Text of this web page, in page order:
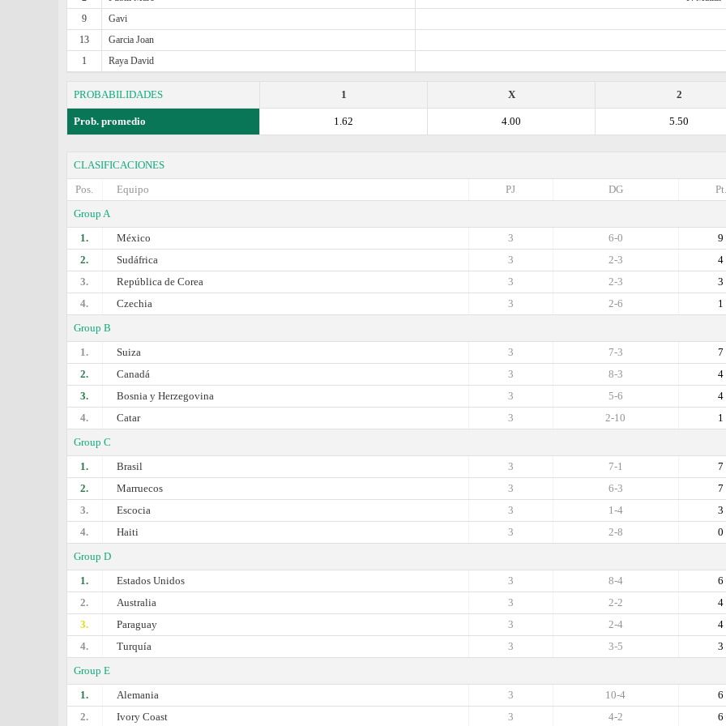
9
Gavi
13
Garcia Joan
1
Raya David
PROBABILIDADES 2
X
1
Prob. promedio 5.50
4.00
1.62
CLASIFICACIONES
Pos.
Equipo Pt.
DG
PJ
Group A
1.
México 9
6-0
3
2.
Sudáfrica 4
2-3
3
3.
República de Corea 3
2-3
3
4.
Czechia 1
2-6
3
Group B
1.
Suiza 7
7-3
3
2.
Canadá 4
8-3
3
3.
Bosnia y Herzegovina 4
5-6
3
4.
Catar 1
2-10
3
Group C
1.
Brasil 7
7-1
3
2.
Marruecos 7
6-3
3
3.
Escocia 3
1-4
3
4.
Haiti 0
2-8
3
Group D
1.
Estados Unidos 6
8-4
3
2.
Australia 4
2-2
3
3.
Paraguay 4
2-4
3
4.
Turquía 3
3-5
3
Group E
1.
Alemania 6
10-4
3
2.
Ivory Coast 6
4-2
3